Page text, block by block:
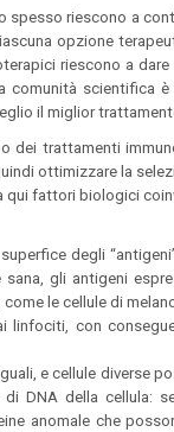
riescono a
opzione
riescono a
comunità scientifica
il miglior
dei trattamenti
ottimizzare la
fattori biologici
degli
gli antigeni
le cellule di
linfociti, con
e cellule diverse
DNA della cellula:
anomale che